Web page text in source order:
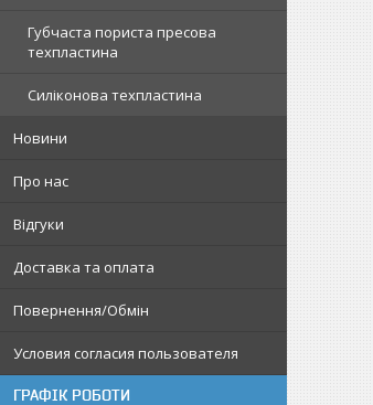
Губчаста пориста пресова
техпластина
Силіконова техпластина
Новини
Про нас
Відгуки
Доставка та оплата
Повернення/Обмін
Условия согласия пользователя
ГРАФІК РОБОТИ